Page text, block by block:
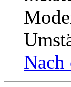
Nach